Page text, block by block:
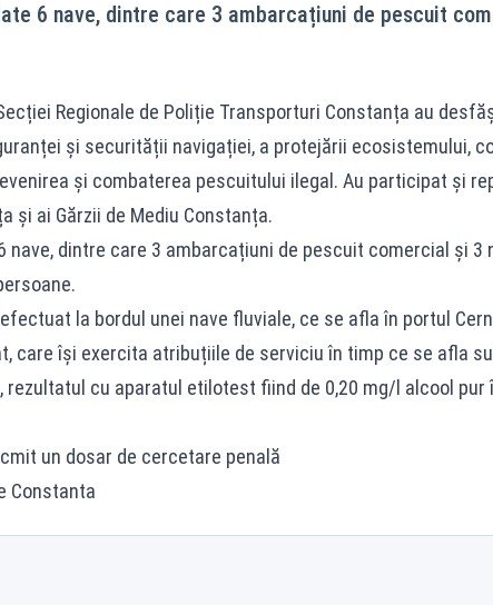
6 nave, dintre care 3 ambarcațiuni de pescuit
Regionale de Poliție Transporturi Constanța au
și securității navigației, a protejării ecosistemului,
și combaterea pescuitului ilegal. Au participat și
și ai Gărzii de Mediu Constanța.
dintre care 3 ambarcațiuni de pescuit comercial și 3
la bordul unei nave fluviale, ce se afla în portul
care își exercita atribuțiile de serviciu în timp ce se afla
rezultatul cu aparatul etilotest fiind de 0,20 mg/l alcool pur
un dosar de cercetare penală
Constanta